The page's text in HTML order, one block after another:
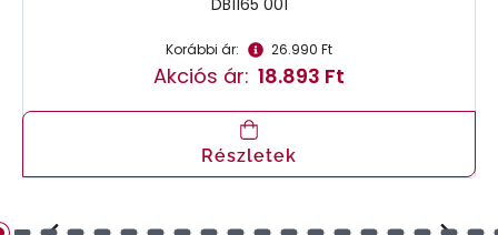
Korábbi ár: 26.990 Ft
Akciós ár: 18.893 Ft
Részletek